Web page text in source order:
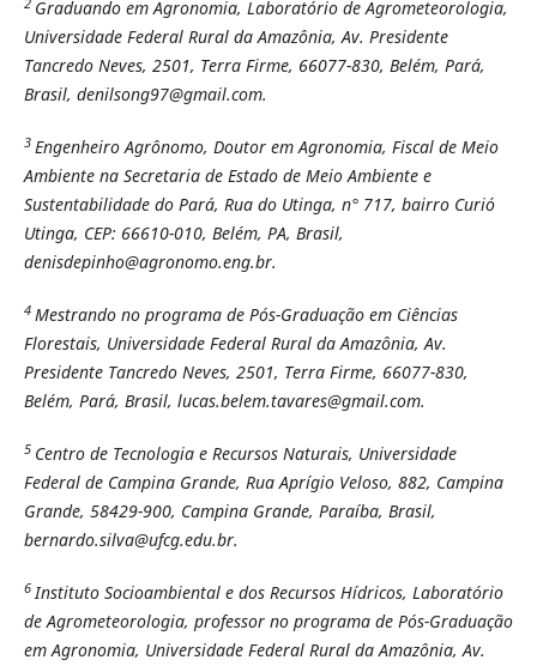
Graduando em Agronomia, Laboratório de Agrometeorologia,
Universidade Federal Rural da Amazônia, Av. Presidente
Tancredo Neves, 2501, Terra Firme, 66077-830, Belém, Pará,
Brasil, denilsong97@gmail.com.
3 Engenheiro Agrônomo, Doutor em Agronomia, Fiscal de Meio
Ambiente na Secretaria de Estado de Meio Ambiente e
Sustentabilidade do Pará, Rua do Utinga, n° 717, bairro Curió
Utinga, CEP: 66610-010, Belém, PA, Brasil,
denisdepinho@agronomo.eng.br.
4 Mestrando no programa de Pós-Graduação em Ciências
Florestais, Universidade Federal Rural da Amazônia, Av.
Presidente Tancredo Neves, 2501, Terra Firme, 66077-830,
Belém, Pará, Brasil, lucas.belem.tavares@gmail.com.
5 Centro de Tecnologia e Recursos Naturais, Universidade
Federal de Campina Grande, Rua Aprígio Veloso, 882, Campina
Grande, 58429-900, Campina Grande, Paraíba, Brasil,
bernardo.silva@ufcg.edu.br.
6 Instituto Socioambiental e dos Recursos Hídricos, Laboratório
de Agrometeorologia, professor no programa de Pós-Graduação
em Agronomia, Universidade Federal Rural da Amazônia, Av.